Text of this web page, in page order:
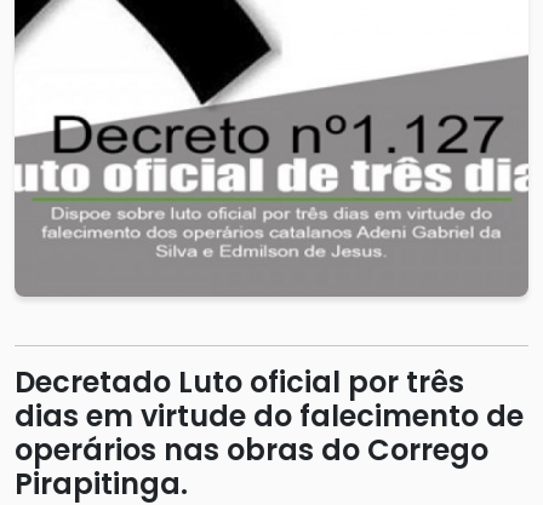
Decretado Luto oficial por três
dias em virtude do falecimento de
operários nas obras do Corrego
Pirapitinga.